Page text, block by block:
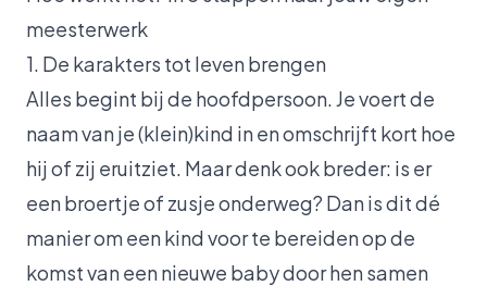
meesterwerk
1. De karakters tot leven brengen
Alles begint bij de hoofdpersoon. Je voert de
naam van je (klein)kind in en omschrijft kort hoe
hij of zij eruitziet. Maar denk ook breder: is er
een broertje of zusje onderweg? Dan is dit dé
manier om een kind voor te bereiden op de
komst van een nieuwe baby door hen samen